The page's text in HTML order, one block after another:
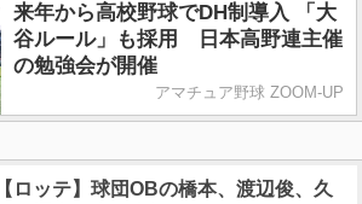
来年から高校野球でDH制導入 「大
谷ルール」も採用 日本高野連主催
の勉強会が開催
アマチュア野球 ZOOM-UP
【ロッテ】球団OBの橋本、渡辺俊、久